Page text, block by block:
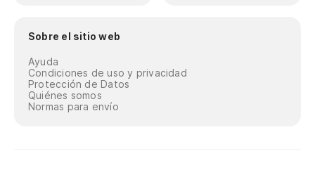
Sobre el sitio web
Ayuda
Condiciones de uso y privacidad
Protección de Datos
Quiénes somos
Normas para envío